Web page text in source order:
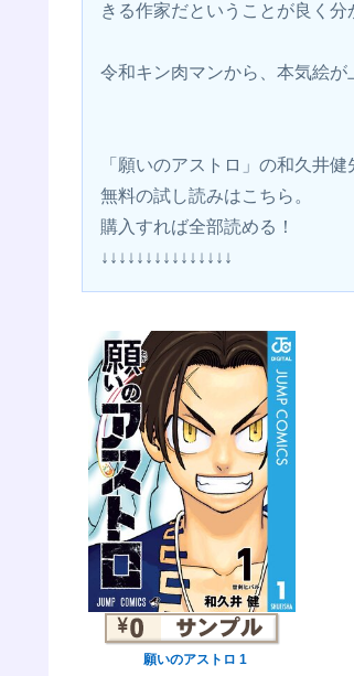
きる作家だということが良く分
令和キン肉マンから、本気絵が
「願いのアストロ」の和久井
無料の試し読みはこちら。
購入すれば全部読める！
↓↓↓↓↓↓↓↓↓↓↓↓↓↓↓
願いのアストロ 1